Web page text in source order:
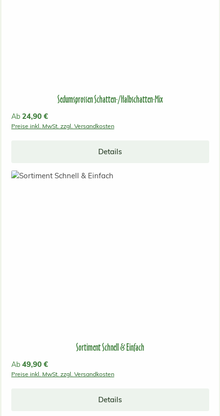
Sedumsprossen Schatten-/Halbschatten-Mix
Regulärer Preis:
Ab 24,90 €
Preise inkl. MwSt. zzgl. Versandkosten
Details
Sortiment Schnell & Einfach
Regulärer Preis:
Ab 49,90 €
Preise inkl. MwSt. zzgl. Versandkosten
Details